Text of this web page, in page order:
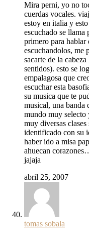
Mira perni, yo no
cuerdas vocales.
estoy en italia y
escuchado se
primero para hablar
escuchandolos, me
sacarte de la
sentidos). esto se
empalagosa que
escuchar esta
su musica que te
musical, una banda
mundo muy selecto
muy diversas clases
identificado con su
haber ido a misa
ahuecan
jajaja
abril 25, 2007
tomas sobala